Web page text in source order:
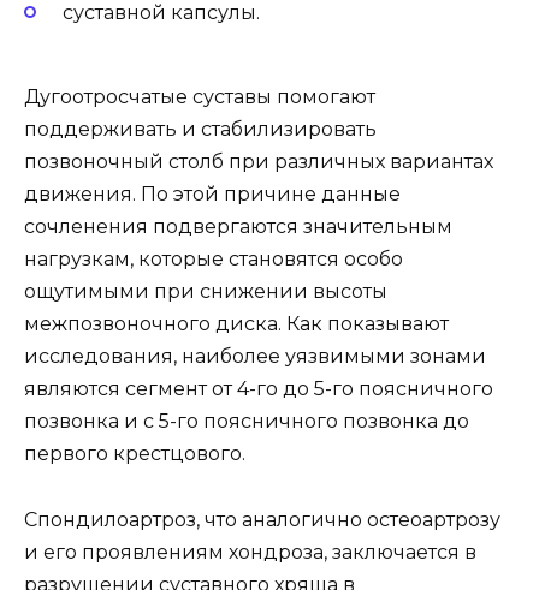
суставной капсулы.
Дугоотросчатые суставы помогают
поддерживать и стабилизировать
позвоночный столб при различных вариантах
движения. По этой причине данные
сочленения подвергаются значительным
нагрузкам, которые становятся особо
ощутимыми при снижении высоты
межпозвоночного диска. Как показывают
исследования, наиболее уязвимыми зонами
являются сегмент от 4-го до 5-го поясничного
позвонка и с 5-го поясничного позвонка до
первого крестцового.
Спондилоартроз, что аналогично остеоартрозу
и его проявлениям хондроза, заключается в
разрушении суставного хряща в